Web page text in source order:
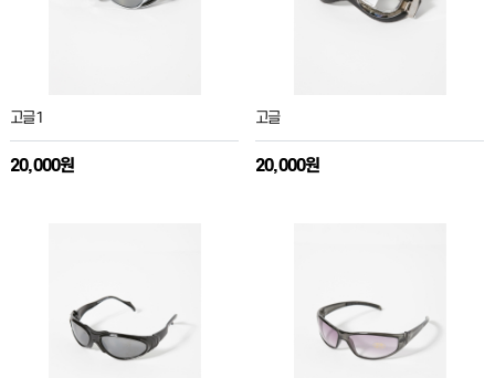
고글1
20,000원
고글
20,000원